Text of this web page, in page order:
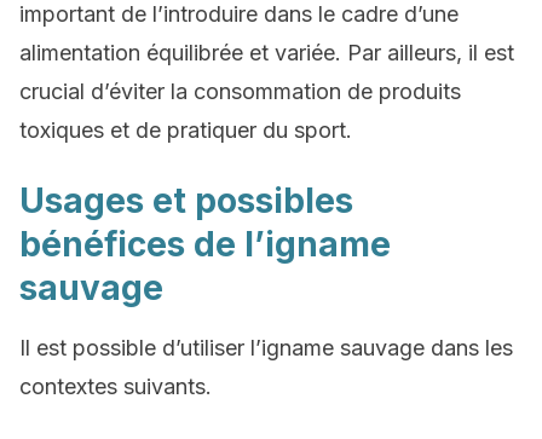
important de l’introduire dans le cadre d’une
alimentation équilibrée et variée. Par ailleurs, il est
crucial d’éviter la consommation de produits
toxiques et de pratiquer du sport.
Usages et possibles
bénéfices de l’igname
sauvage
Il est possible d’utiliser l’igname sauvage dans les
contextes suivants.